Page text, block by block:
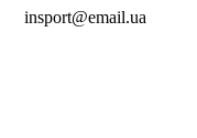
insport@email.ua